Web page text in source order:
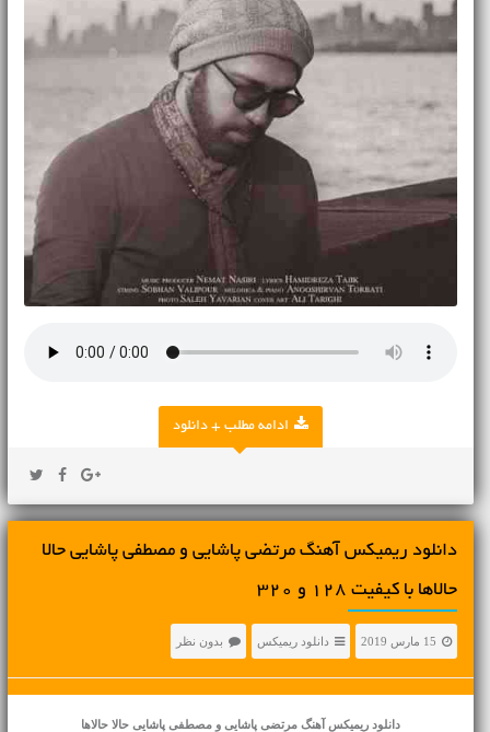
ادامه مطلب + دانلود
دانلود ریمیکس آهنگ مرتضی پاشایی و مصطفی پاشایی حالا
حالاها با کیفیت 128 و 320
15 مارس 2019 دانلود ریمیکس بدون نظر
دانلود ریمیکس آهنگمرتضی پاشایی و مصطفی پاشایی حالا حالاها